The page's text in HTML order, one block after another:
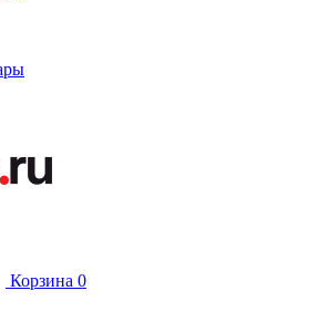
Корзина 0